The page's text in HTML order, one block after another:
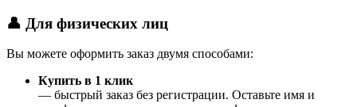
👤 Для физических лиц
Вы можете оформить заказ двумя способами:
Купить в 1 клик
— быстрый заказ без регистрации. Оставьте имя и